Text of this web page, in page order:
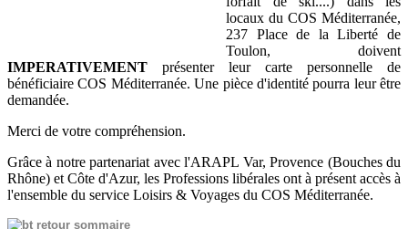
locaux du COS Méditerranée,
237 Place de la Liberté de
Toulon, doivent
IMPERATIVEMENT présenter leur carte personnelle de
bénéficiaire COS Méditerranée. Une pièce d'identité pourra leur être
demandée.
Merci de votre compréhension.
Grâce à notre partenariat avec l'ARAPL Var, Provence (Bouches du
Rhône) et Côte d'Azur, les Professions libérales ont à présent accès à
l'ensemble du service Loisirs & Voyages du COS Méditerranée.